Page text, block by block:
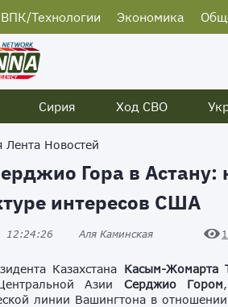
ВПК/Технологии Экономика
Сирия Ход СВО
Лента Новостей
Гора в Астану:
интересов США
12:24:26 Аля Каминская
Казахстана Касым-Жомарта
Азии Серджио Гором
линии Вашингтона в